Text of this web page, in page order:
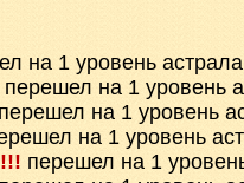
на 1 уровень астрала
перешел на 1 уровень
перешел на 1 уровень
на 1 уровень
перешел на 1